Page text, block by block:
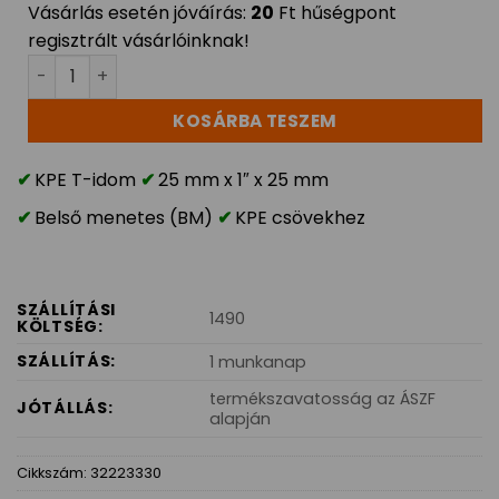
Vásárlás esetén jóváírás: 20 Ft hűségpont
regisztrált vásárlóinknak!
KPE T-idom BM 25mm x 1" mennyiség
KOSÁRBA TESZEM
KPE T-idom
25 mm x 1″ x 25 mm
Belső menetes (BM)
KPE csövekhez
SZÁLLÍTÁSI
KÖLTSÉG:
1490
SZÁLLÍTÁS:
1 munkanap
JÓTÁLLÁS:
termékszavatosság az ÁSZF
alapján
Cikkszám: 32223330